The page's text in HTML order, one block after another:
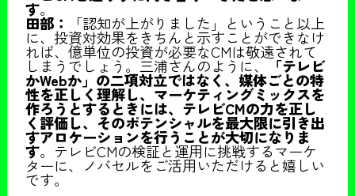
す。
田部： 「認知が上がりました」ということ以上
に、投資対効果をきちんと示すことができなけ
れば、億単位の投資が必要なCMは敬遠されて
しまうでしょう。三浦さんのように、 「テレビ
かWebか」の二項対立ではなく、媒体ごとの特
性を正しく理解し、マーケティングミックスを
作ろうとするときには、テレビCMの力を正し
く評価し、そのポテンシャルを最大限に引き出
すアロケーションを行うことが大切になりま
す。テレビCMの検証と運用に挑戦するマーケ
ターに、ノバセルをご活用いただけると嬉しい
です。